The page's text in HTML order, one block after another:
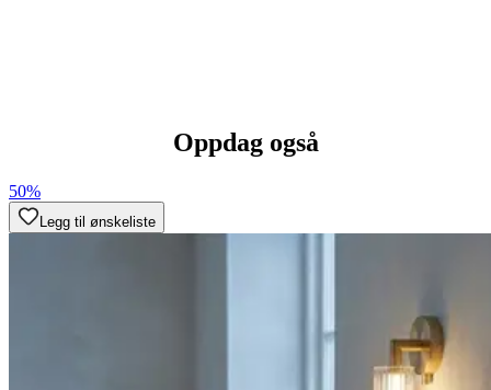
Oppdag også
50%
Legg til ønskeliste